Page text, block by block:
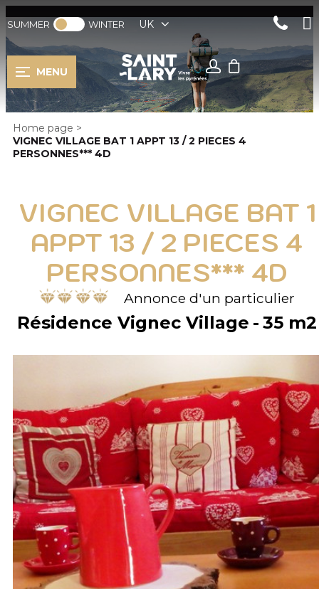
SUMMER WINTER UK
MENU
Home page >
VIGNEC VILLAGE BAT 1 APPT 13 / 2 PIECES 4
PERSONNES*** 4D
VIGNEC VILLAGE BAT 1
APPT 13 / 2 PIECES 4
PERSONNES*** 4D
Annonce d'un particulier
Résidence Vignec Village 35 m2